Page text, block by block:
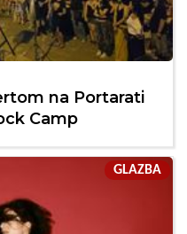
na Portarati
Camp
GLAZBA